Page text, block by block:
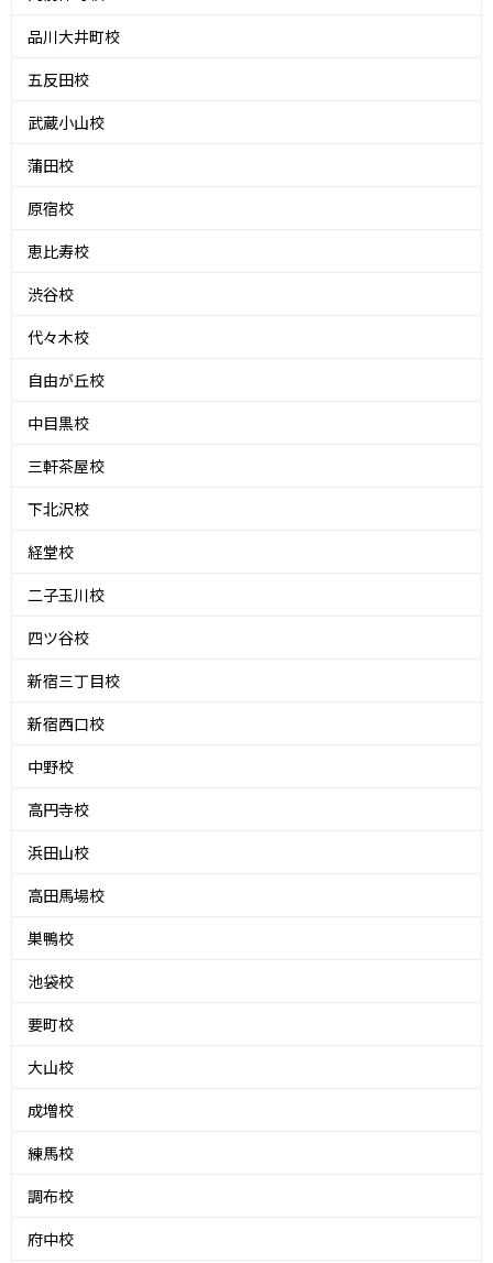
品川大井町校
五反田校
武蔵小山校
蒲田校
原宿校
恵比寿校
渋谷校
代々木校
自由が丘校
中目黒校
三軒茶屋校
下北沢校
経堂校
二子玉川校
四ツ谷校
新宿三丁目校
新宿西口校
中野校
高円寺校
浜田山校
高田馬場校
巣鴨校
池袋校
要町校
大山校
成増校
練馬校
調布校
府中校